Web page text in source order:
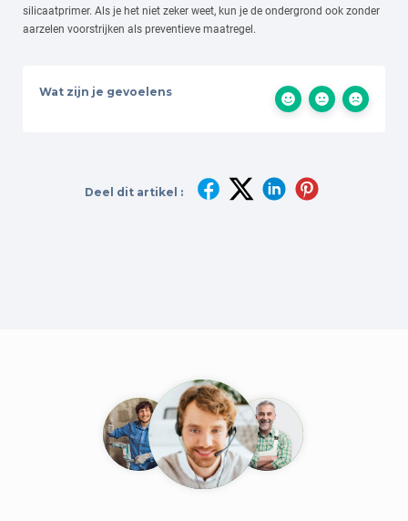
silicaatprimer. Als je het niet zeker weet, kun je de ondergrond ook zonder
aarzelen voorstrijken als preventieve maatregel.
Wat zijn je gevoelens
Deel dit artikel :